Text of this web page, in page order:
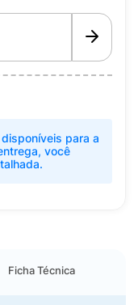
para a
você
Ficha Técnica